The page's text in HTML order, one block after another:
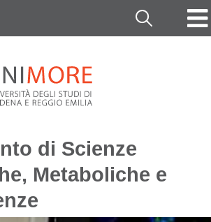
Cerca
di Scienze
Metaboliche e